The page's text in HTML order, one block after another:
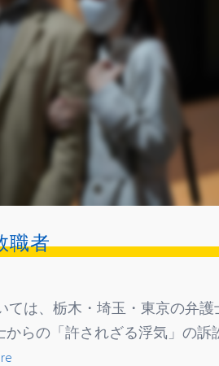
職者
ては、栃木・埼玉・東京の弁
らの「許されざる浮気」の